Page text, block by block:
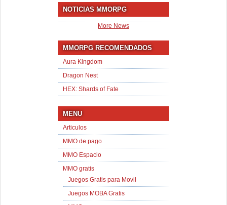
NOTICIAS MMORPG
More News
MMORPG RECOMENDADOS
Aura Kingdom
Dragon Nest
HEX: Shards of Fate
MENU
Articulos
MMO de pago
MMO Espacio
MMO gratis
Juegos Gratis para Movil
Juegos MOBA Gratis